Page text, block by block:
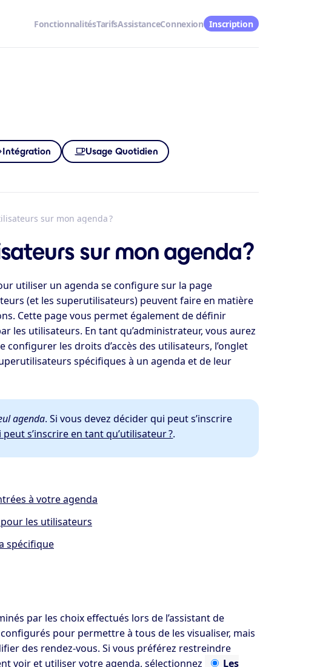
FonctionnalitésTarifsAssistanceConnexion Inscription
Intégration Usage Quotidien
sur mon agenda ?
sur mon agenda ?
utiliser un agenda se configure sur la page
(et les superutilisateurs) peuvent faire en matière
Cette page vous permet également de définir
les utilisateurs. En tant qu’administrateur, vous aurez
les droits d’accès des utilisateurs, l’onglet
spécifiques à un agenda et de leur
agenda. Si vous devez décider qui peut s’inscrire
peut s’inscrire en tant qu’utilisateur ?.
à votre agenda
les utilisateurs
spécifique
par les choix effectués lors de l’assistant de
pour permettre à tous de les visualiser, mais
des rendez-vous. Si vous préférez restreindre
voir et utiliser votre agenda, sélectionnez
Les